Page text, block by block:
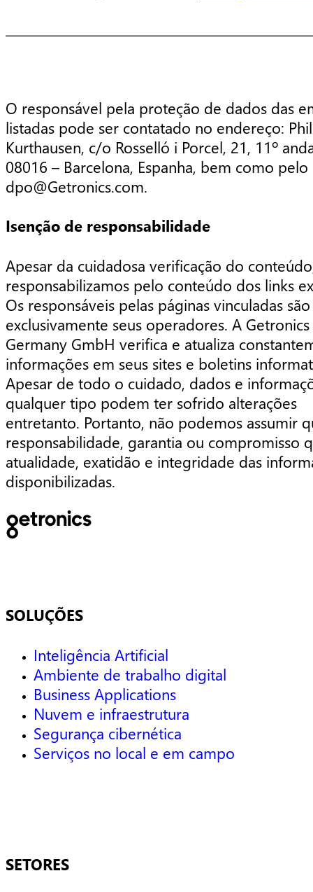
O responsável pela proteção de dados das
listadas pode ser contatado no endereço:
Kurthausen, c/o Rosselló i Porcel, 21, 11º
08016 – Barcelona, Espanha, bem como
dpo@Getronics.com.
Isenção de responsabilidade
Apesar da cuidadosa verificação do
responsabilizamos pelo conteúdo dos links
Os responsáveis pelas páginas vinculadas são
exclusivamente seus operadores. A Getronics
Germany GmbH verifica e atualiza
informações em seus sites e boletins
Apesar de todo o cuidado, dados e
qualquer tipo podem ter sofrido alterações
entretanto. Portanto, não podemos assumir
responsabilidade, garantia ou compromisso
atualidade, exatidão e integridade das
disponibilizadas.
SOLUÇÕES
Inteligência Artificial
Ambiente de trabalho digital
Business Applications
Nuvem e infraestrutura
Segurança cibernética
Serviços no local e em campo
SETORES